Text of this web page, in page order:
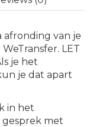
van je
LET
je het
je dat apart
in het
gesprek met